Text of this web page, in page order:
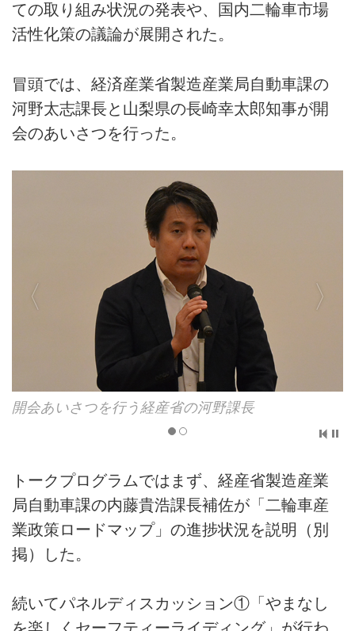
ての取り組み状況の発表や、国内二輪車市場
活性化策の議論が展開された。
冒頭では、経済産業省製造産業局自動車課の
河野太志課長と山梨県の長崎幸太郎知事が開
会のあいさつを行った。
さつを行う経産省の河野課長
トークプログラムではまず、経産省製造産業
局自動車課の内藤貴浩課長補佐が「二輪車産
業政策ロードマップ」の進捗状況を説明（別
掲）した。
続いてパネルディスカッション①「やまなし